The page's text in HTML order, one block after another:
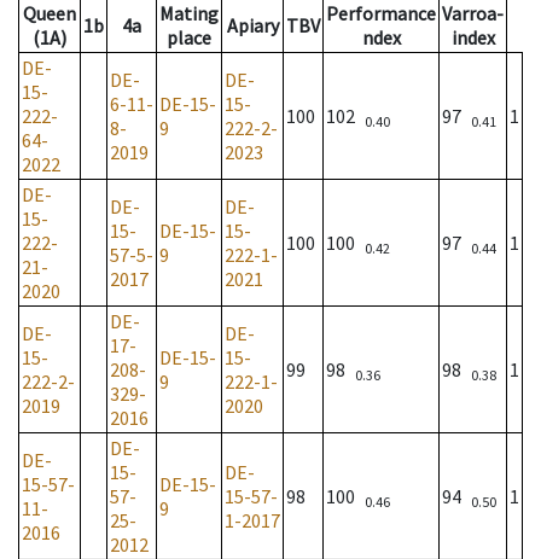
Queen
(1A)
1b 4a
Mating
place
Apiary TBV Performance
ndex
Varroa-
index
DE-
15-
222-
64-
2022
DE-
6-11-
8-
2019
DE-15-
9
DE-
15-
222-2-
2023
100 102 0.40 97 0.41 1
DE-
15-
222-
21-
2020
DE-
15-
57-5-
2017
DE-15-
9
DE-
15-
222-1-
2021
100 100 0.42 97 0.44 1
DE-
15-
222-2-
2019
DE-
17-
208-
329-
2016
DE-15-
9
DE-
15-
222-1-
2020
99 98 0.36 98 0.38 1
DE-
15-57-
11-
2016
DE-
15-
57-
25-
2012
DE-15-
9
DE-
15-57-
1-2017
98 100 0.46 94 0.50 1